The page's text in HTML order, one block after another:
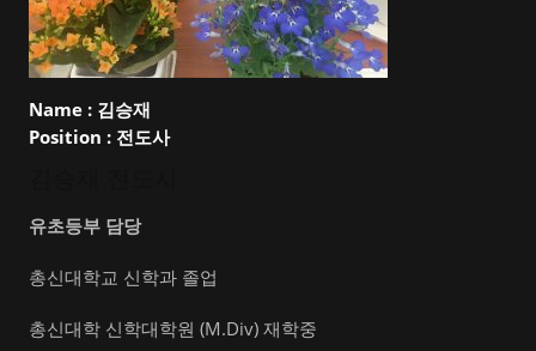
Name : 김승재
Position : 전도사
유초등부 담당
총신대학교 신학과 졸업
총신대학 신학대학원 (M.Div) 재학중